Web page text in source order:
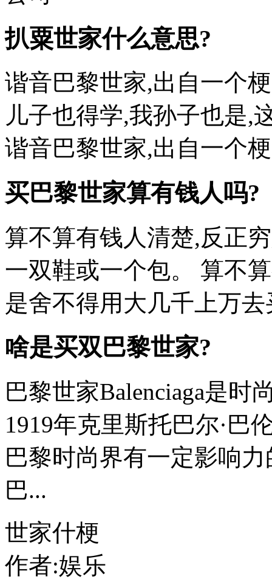
扒粟世家什么意思?
谐音巴黎世家,出自一个
儿子也得学,我孙子也是,
谐音巴黎世家,出自一个
买巴黎世家算有钱人吗?
算不算有钱人清楚,反正
一双鞋或一个包。 算不
是舍不得用大几千上万
啥是买双巴黎世家?
巴黎世家Balenciaga是时
1919年克里斯托巴尔·巴
巴黎时尚界有一定影响
巴...
世家什梗
作者:娱乐